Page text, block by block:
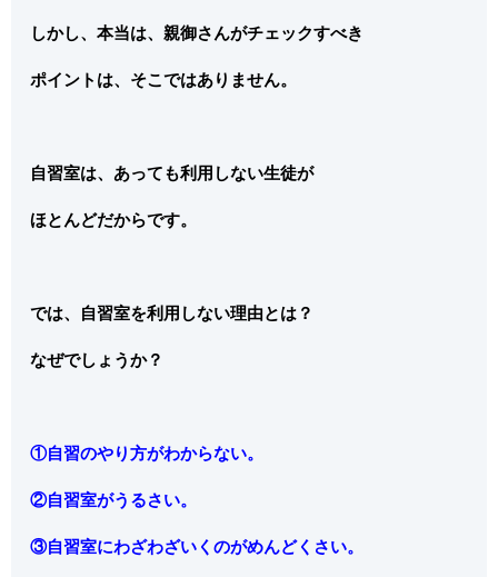
しかし、本当は、親御さんがチェックすべき
ポイントは、そこではありません。
自習室は、あっても利用しない生徒が
ほとんどだからです。
では、自習室を利用しない理由とは？
なぜでしょうか？
①自習のやり方がわからない。
②自習室がうるさい。
③自習室にわざわざいくのがめんどくさい。